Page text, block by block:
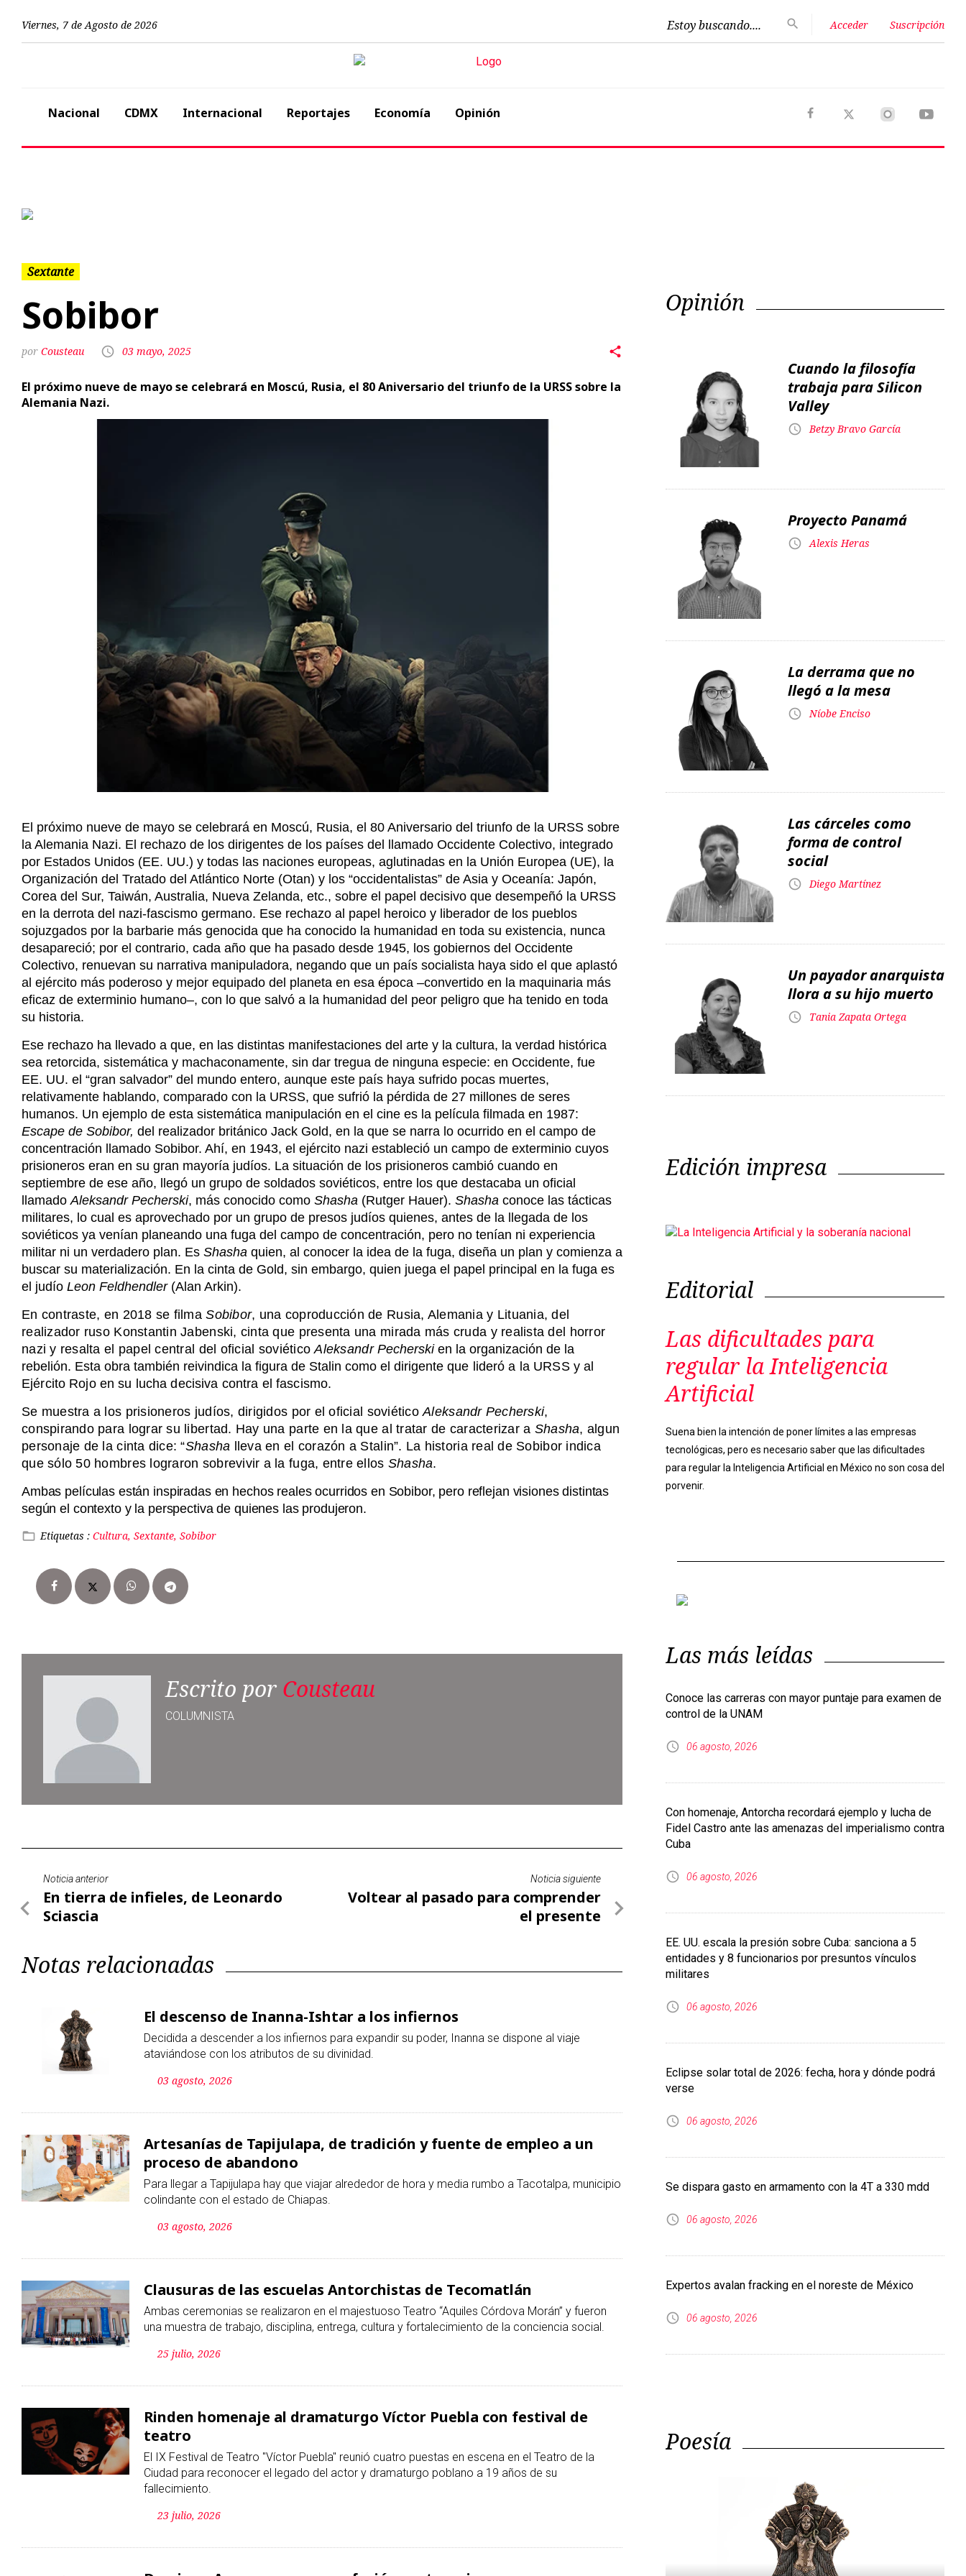
Viernes, 7 de Agosto de 2026 Estoy buscando.... Acceder Suscripción
Nacional CDMX Internacional Reportajes Economía Opinión
Sextante
Sobibor
Cousteau 03 mayo, 2025
El próximo nueve de mayo se celebrará en Moscú, Rusia, el 80 Aniversario del triunfo de la URSS sobre la
Alemania Nazi.
El próximo nueve de mayo se celebrará en Moscú, Rusia, el 80 Aniversario del triunfo de la URSS sobre
la Alemania Nazi. El rechazo de los dirigentes de los países del llamado Occidente Colectivo, integrado
por Estados Unidos (EE. UU.) y todas las naciones europeas, aglutinadas en la Unión Europea (UE), la
Organización del Tratado del Atlántico Norte (Otan) y los “occidentalistas” de Asia y Oceanía: Japón,
Corea del Sur, Taiwán, Australia, Nueva Zelanda, etc., sobre el papel decisivo que desempeñó la URSS
en la derrota del nazi-fascismo germano. Ese rechazo al papel heroico y liberador de los pueblos
sojuzgados por la barbarie más genocida que ha conocido la humanidad en toda su existencia, nunca
desapareció; por el contrario, cada año que ha pasado desde 1945, los gobiernos del Occidente
Colectivo, renuevan su narrativa manipuladora, negando que un país socialista haya sido el que aplastó
al ejército más poderoso y mejor equipado del planeta en esa época –convertido en la maquinaria más
eficaz de exterminio humano–, con lo que salvó a la humanidad del peor peligro que ha tenido en toda
su historia.
Ese rechazo ha llevado a que, en las distintas manifestaciones del arte y la cultura, la verdad histórica
sea retorcida, sistemática y machaconamente, sin dar tregua de ninguna especie: en Occidente, fue
EE. UU. el “gran salvador” del mundo entero, aunque este país haya sufrido pocas muertes,
relativamente hablando, comparado con la URSS, que sufrió la pérdida de 27 millones de seres
humanos. Un ejemplo de esta sistemática manipulación en el cine es la película filmada en 1987:
Escape de Sobibor, del realizador británico Jack Gold, en la que se narra lo ocurrido en el campo de
concentración llamado Sobibor. Ahí, en 1943, el ejército nazi estableció un campo de exterminio cuyos
prisioneros eran en su gran mayoría judíos. La situación de los prisioneros cambió cuando en
septiembre de ese año, llegó un grupo de soldados soviéticos, entre los que destacaba un oficial
llamado Aleksandr Pecherski, más conocido como Shasha (Rutger Hauer). Shasha conoce las tácticas
militares, lo cual es aprovechado por un grupo de presos judíos quienes, antes de la llegada de los
soviéticos ya venían planeando una fuga del campo de concentración, pero no tenían ni experiencia
militar ni un verdadero plan. Es Shasha quien, al conocer la idea de la fuga, diseña un plan y comienza a
buscar su materialización. En la cinta de Gold, sin embargo, quien juega el papel principal en la fuga es
el judío Leon Feldhendler(Alan Arkin).
En contraste, en 2018 se filmaSobibor, una coproducción de Rusia, Alemania y Lituania, del
realizador ruso Konstantin Jabenski, cinta que presenta una mirada más cruda y realista del horror
nazi y resalta el papel central del oficial soviéticoAleksandrPecherskien la organización de la
rebelión. Esta obra también reivindica la figura de Stalin como el dirigente que lideró a la URSS y al
Ejército Rojo en su lucha decisiva contra el fascismo.
Se muestra a los prisioneros judíos, dirigidos por el oficial soviéticoAleksandr Pecherski,
conspirando para lograr su libertad. Hay una parte en la que al tratar de caracterizar a Shasha, algun
personaje de la cinta dice: “Shasha lleva en el corazón a Stalin”. La historia real de Sobibor indica
que sólo 50 hombres lograron sobrevivir a la fuga, entre ellos Shasha.
Ambas películas están inspiradas en hechos reales ocurridos en Sobibor, pero reflejan visiones distintas
según el contexto y la perspectiva de quienes las produjeron.
Etiquetas : Cultura, Sextante, Sobibor
Escrito por Cousteau
COLUMNISTA
Noticia anterior
En tierra de infieles, de Leonardo
Sciascia
Noticia siguiente
Voltear al pasado para comprender
el presente
Notas relacionadas
El descenso de Inanna-Ishtar a los infiernos
Decidida a descender a los infiernos para expandir su poder, Inanna se dispone al viaje
ataviándose con los atributos de su divinidad.
03 agosto, 2026
Artesanías de Tapijulapa, de tradición y fuente de empleo a un
proceso de abandono
Para llegar a Tapijulapa hay que viajar alrededor de hora y media rumbo a Tacotalpa, municipio
colindante con el estado de Chiapas.
03 agosto, 2026
Clausuras de las escuelas Antorchistas de Tecomatlán
Ambas ceremonias se realizaron en el majestuoso Teatro “Aquiles Córdova Morán” y fueron
una muestra de trabajo, disciplina, entrega, cultura y fortalecimiento de la conciencia social.
25 julio, 2026
Rinden homenaje al dramaturgo Víctor Puebla con festival de
teatro
El IX Festival de Teatro "Víctor Puebla" reunió cuatro puestas en escena en el Teatro de la
Ciudad para reconocer el legado del actor y dramaturgo poblano a 19 años de su
fallecimiento.
23 julio, 2026
Opinión
Cuando la filosofía
trabaja para Silicon
Valley
Betzy Bravo García
Proyecto Panamá
Alexis Heras
La derrama que no
llegó a la mesa
Níobe Enciso
Las cárceles como
forma de control
social
Diego Martínez
Un payador anarquista
llora a su hijo muerto
Tania Zapata Ortega
Edición impresa
Editorial
Las dificultades para
regular la Inteligencia
Artificial
Suena bien la intención de poner límites a las empresas
tecnológicas, pero es necesario saber que las dificultades
para regular la Inteligencia Artificial en México no son cosa del
porvenir.
Las más leídas
Conoce las carreras con mayor puntaje para examen de
control de la UNAM
06 agosto, 2026
Con homenaje, Antorcha recordará ejemplo y lucha de
Fidel Castro ante las amenazas del imperialismo contra
Cuba
06 agosto, 2026
EE. UU. escala la presión sobre Cuba: sanciona a 5
entidades y 8 funcionarios por presuntos vínculos
militares
06 agosto, 2026
Eclipse solar total de 2026: fecha, hora y dónde podrá
verse
06 agosto, 2026
Se dispara gasto en armamento con la 4T a 330 mdd
06 agosto, 2026
Expertos avalan fracking en el noreste de México
06 agosto, 2026
Poesía